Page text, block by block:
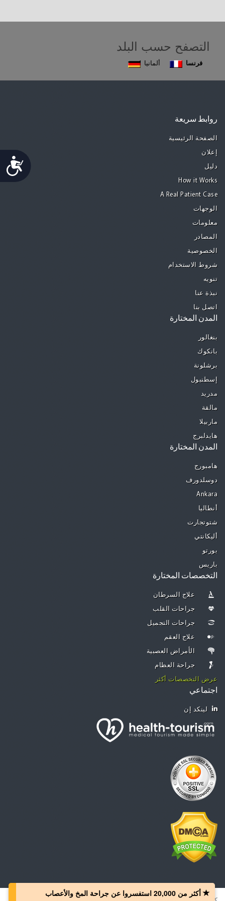
Accessibility
التصفح حسب البلد
فرنسا ألمانيا
روابط سريعة
الصفحة الرئيسية
إعلان
دليل
How it Works
A Real Patient Case
الوجهات
معلومات
المصادر
الخصوصية
شروط الاستخدام
تنويه
نبذة عنا
اتصل بنا
المدن المختارة
بنغالور
بانكوك
برشلونة
إسطنبول
مدريد
مالقة
ماربيلا
هايدلبرج
المدن المختارة
هامبورج
دوسلدورف
Ankara
أنطاليا
شتوتجارت
أليكانتي
بورتو
باريس
التخصصات المختارة
علاج السرطان
جراحات القلب
جراحات التجميل
علاج العقم
الأمراض العصبية
جراحة العظام
عرض التخصصات أكثر
اجتماعي
لينكد إن
أكثر من 20,000 استفسروا عن جراحة المخ والأعصاب